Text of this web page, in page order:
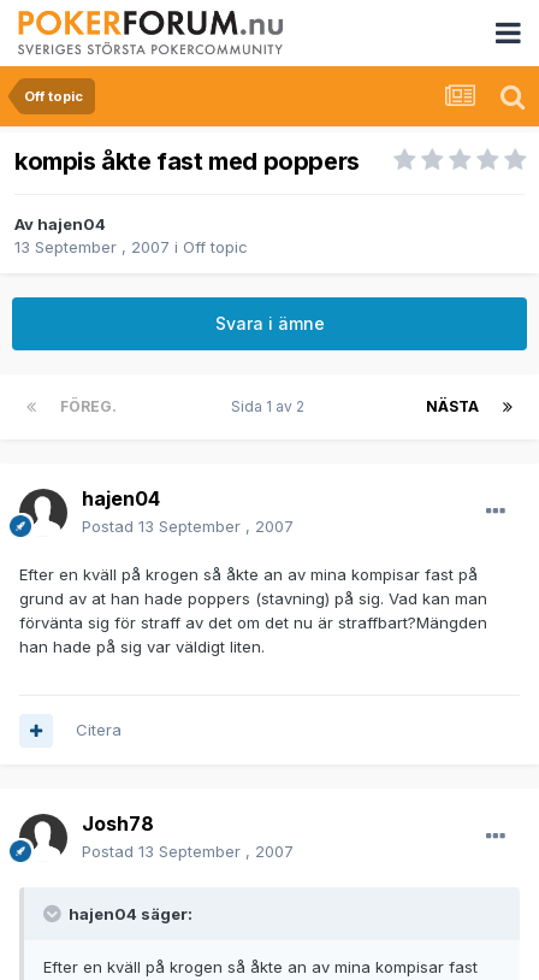
Off topic
kompis åkte fast med poppers
Av hajen04
13 September , 2007 i Off topic
Svara i ämne
FÖREG. NÄSTA
Sida 1 av 2
hajen04
Postad 13 September , 2007
Efter en kväll på krogen så åkte an av mina kompisar fast på
grund av at han hade poppers (stavning) på sig. Vad kan man
förvänta sig för straff av det om det nu är straffbart?Mängden
han hade på sig var väldigt liten.
Citera
Josh78
Postad 13 September , 2007
hajen04 säger:
Efter en kväll på krogen så åkte an av mina kompisar fast